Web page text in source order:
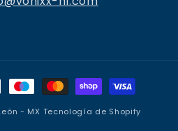
- MX Tecnología de Shopify